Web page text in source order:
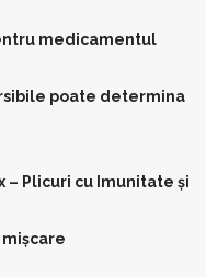
medicamentul
poate determina
– Plicuri cu Imunitate și